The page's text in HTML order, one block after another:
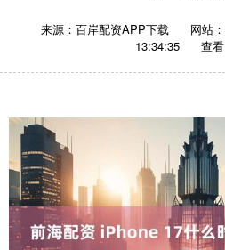
来源：百岸配资APP下载 网站
13:34:35
查